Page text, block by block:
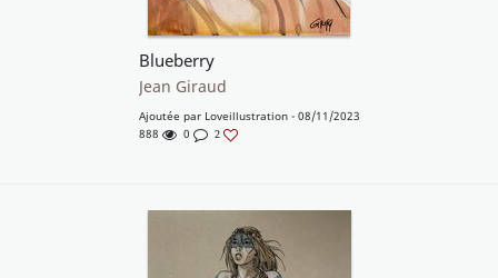
Blueberry
Jean Giraud
Ajoutée par Loveillustration- 08/11/2023
888
0 2